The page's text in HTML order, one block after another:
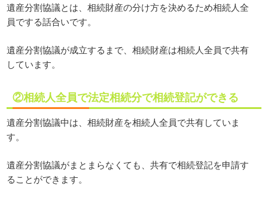
遺産分割協議とは、相続財産の分け方を決めるため相続人全
員でする話合いです。
遺産分割協議が成立するまで、相続財産は相続人全員で共有
しています。
②相続人全員で法定相続分で相続登記ができる
遺産分割協議中は、相続財産を相続人全員で共有していま
す。
遺産分割協議がまとまらなくても、共有で相続登記を申請す
ることができます。